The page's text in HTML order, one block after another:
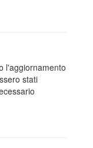
l'aggiornamento
stati